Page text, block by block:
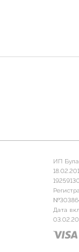
ИП
Дата